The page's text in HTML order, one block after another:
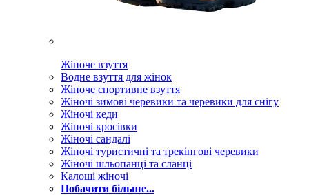
Жіноче взуття
Водне взуття для жінок
Жіноче спортивне взуття
Жіночі зимові черевики та черевики для снігу
Жіночі кеди
Жіночі кросівки
Жіночі сандалі
Жіночі туристичні та трекінгові черевики
Жіночі шльопанці та сланці
Калоші жіночі
Побачити більше...